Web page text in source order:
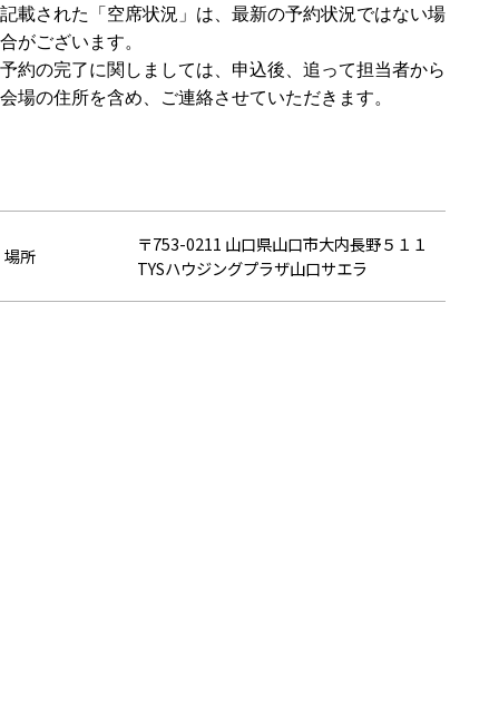
記載された「空席状況」は、最新の予約状況ではない場
合がございます。
予約の完了に関しましては、申込後、追って担当者から
会場の住所を含め、ご連絡させていただきます。
場所
〒753-0211 山口県山口市大内長野５１１
TYSハウジングプラザ山口サエラ